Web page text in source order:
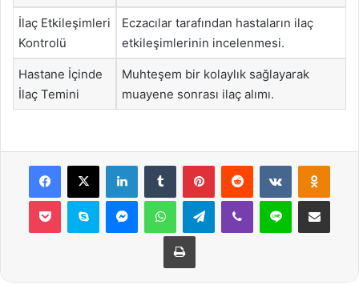
İlaç Etkileşimleri
Kontrolü
Eczacılar tarafından hastaların ilaç
etkileşimlerinin incelenmesi.
Hastane İçinde
İlaç Temini
Muhteşem bir kolaylık sağlayarak
muayene sonrası ilaç alımı.
Facebook
X LinkedInTumblr PinterestReddit VKontakte
Pocket Skype MessengerWhatsAppTelegramViber Line E-Posta ile
Yazdır